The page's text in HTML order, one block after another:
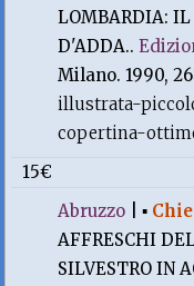
LOMBARDIA: IL
D'ADDA..
Milano. 1990,
illustrata-
copertina-
15€
Abruzzo |▪
AFFRESCHI
SILVESTRO IN